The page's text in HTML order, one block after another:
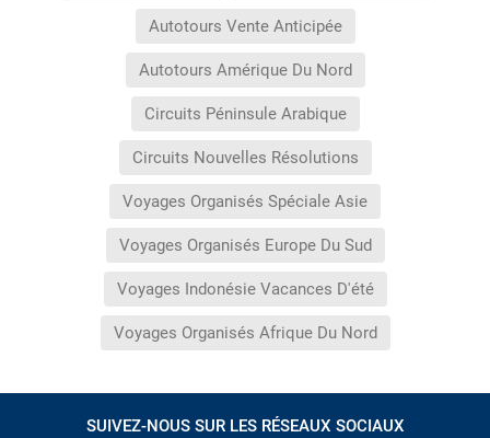
Autotours Vente Anticipée
Autotours Amérique Du Nord
Circuits Péninsule Arabique
Circuits Nouvelles Résolutions
Voyages Organisés Spéciale Asie
Voyages Organisés Europe Du Sud
Voyages Indonésie Vacances D'été
Voyages Organisés Afrique Du Nord
SUIVEZ-NOUS SUR LES RÉSEAUX SOCIAUX